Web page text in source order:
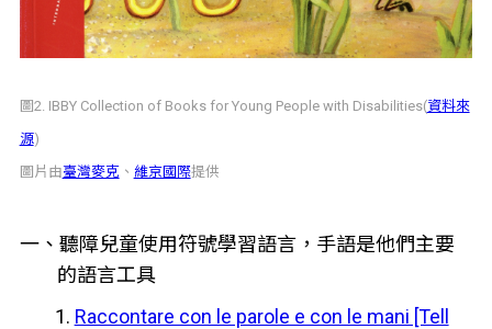
圖2. IBBY Collection of Books for Young People with Disabilities(資料來
源)
圖片由臺灣麥克、 維京國際提供
一、聽障兒童使用符號學習語言，手語是他們主要
的語言工具
1. Raccontare con le parole e con le mani [Tell